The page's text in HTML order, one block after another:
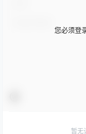
您必须登
暂无